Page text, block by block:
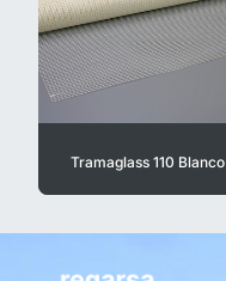
Tramaglass 110 Blanco